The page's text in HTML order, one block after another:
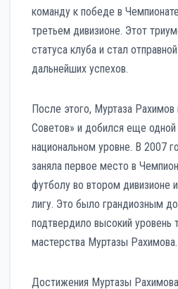
команду к победе в
третьем дивизионе. Этот
статуса клуба и стал
дальнейших успехов.
После этого, Муртаза Рахимов
Советов» и добился еще
национальном уровне. В 2007
заняла первое место в
футболу во втором дивизионе
лигу. Это было грандиозным
подтвердило высокий уровень
мастерства Муртазы Рахимова.
Достижения Муртазы